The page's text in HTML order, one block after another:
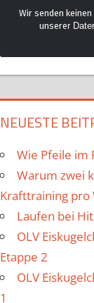
Wir senden
unserer
NEUESTE
Wie Pfeile im
Warum zwei
Krafttraining pro
Laufen bei
OLV
Etappe 2
OLV
1